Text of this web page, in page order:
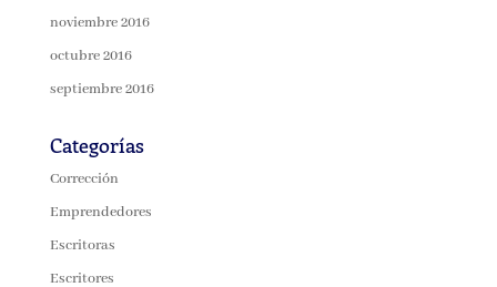
noviembre 2016
octubre 2016
septiembre 2016
Categorías
Corrección
Emprendedores
Escritoras
Escritores